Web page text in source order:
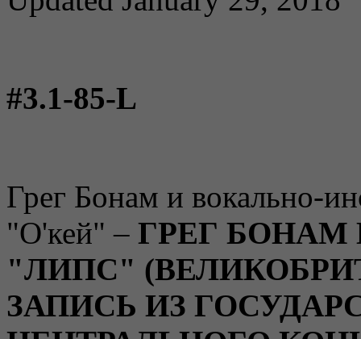
#3.1-85-L
Грег Бонам и вокально-
"О'кей" – ГРЕГ
"ЛИПС"
ЗАПИСЬ ИЗ